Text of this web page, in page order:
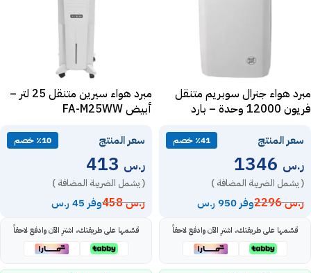
مبرد هواء جنرال سوبريم متنقل
فريون 12000 وحدة – بارد
سعر المنتج ٪41 خصم
ر.س
( يشمل الضريبة المضافة )
ر.س2296 وفر 950 ر.س
قسّمها على طريقتك، اشترِ الآن وادفع لاحقاً
مبرد هواء سيرين متنقل 25 لتر –
أبيض FA-M25WW
سعر المنتج ٪10 خصم
ر.س
( يشمل الضريبة المضافة )
ر.س458 وفر 45 ر.س
قسّمها على طريقتك، اشترِ الآن وادفع لاحقاً